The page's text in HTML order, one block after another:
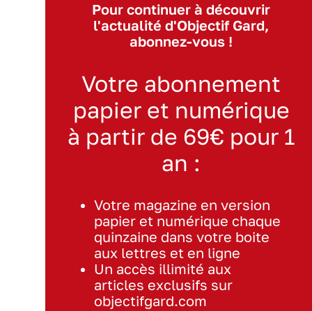
Pour continuer à découvrir
l'actualité d'Objectif Gard,
abonnez-vous !
Votre abonnement
papier et numérique
à partir de 69€ pour 1
an :
Votre magazine en version
papier et numérique chaque
quinzaine dans votre boite
aux lettres et en ligne
Un accès illimité aux
articles exclusifs sur
objectifgard.com